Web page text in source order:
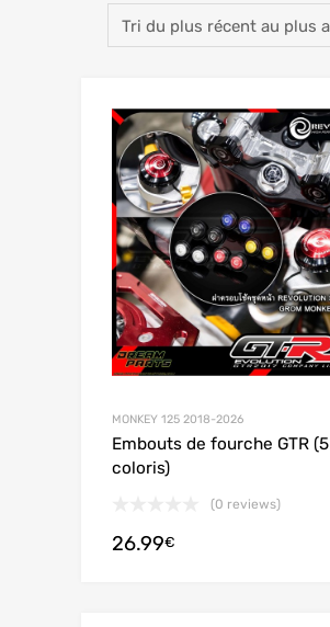
MONKEY 125 2018-2026
Embouts de fourche GTR (5
coloris)
(0 reviews)
26.99€